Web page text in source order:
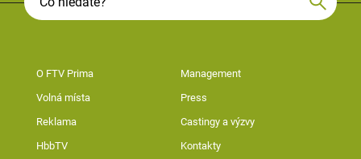
O FTV Prima Management
Volná místa Press
Reklama Castingy a výzvy
HbbTV Kontakty